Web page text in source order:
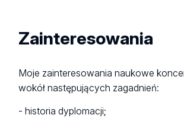
Zainteresowania
Moje zainteresowania naukowe
wokół następujących zagadnień:
- historia dyplomacji;